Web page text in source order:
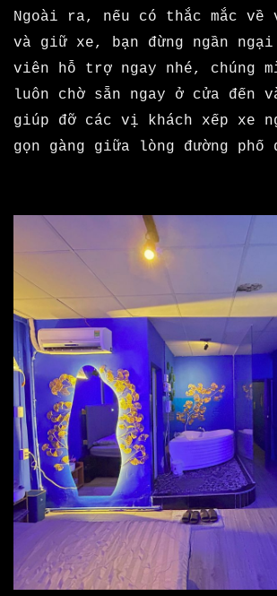
Ngoài ra, nếu có thắc mắc về
và giữ xe, bạn đừng ngần
viên hỗ trợ ngay nhé, chúng
luôn chờ sẵn ngay ở cửa đến
giúp đỡ các vị khách xếp xe
gọn gàng giữa lòng đường phố